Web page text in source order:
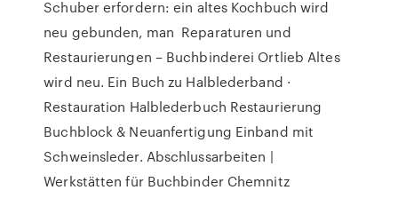
Schuber erfordern: ein altes Kochbuch wird
neu gebunden, man Reparaturen und
Restaurierungen – Buchbinderei Ortlieb Altes
wird neu. Ein Buch zu Halblederband ·
Restauration Halblederbuch Restaurierung
Buchblock & Neuanfertigung Einband mit
Schweinsleder. Abschlussarbeiten |
Werkstätten für Buchbinder Chemnitz